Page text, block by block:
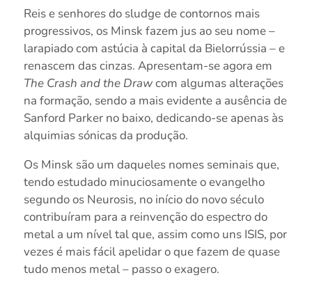
Reis e senhores do sludge de contornos mais
progressivos, os Minsk fazem jus ao seu nome –
larapiado com astúcia à capital da Bielorrússia – e
renascem das cinzas. Apresentam-se agora em
The Crash and the Drawcom algumas alterações
na formação, sendo a mais evidente a ausência de
Sanford Parker no baixo, dedicando-se apenas às
alquimias sónicas da produção.
Os Minsk são um daqueles nomes seminais que,
tendo estudado minuciosamente o evangelho
segundo os Neurosis, no início do novo século
contribuíram para a reinvenção do espectro do
metal a um nível tal que, assim como uns ISIS, por
vezes é mais fácil apelidar o que fazem de quase
tudo menos metal – passo o exagero.